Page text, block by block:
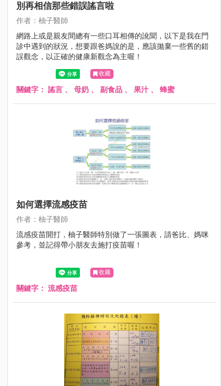
別再相信那些錯誤謠言啦
作者：柚子醫師
網路上或是親友間總有一些口耳相傳的訛聞，以下是我在門
診中遇到的狀況，想要跟爸媽說的是，應該拋棄一些舊的錯
誤觀念，以正確的健康新觀念為主喔！
收藏
關鍵字： 謠言 、 母奶 、 副食品 、 果汁、 蜂蜜
如何選擇流感疫苗
作者：柚子醫師
流感疫苗開打，柚子醫師特別做了一張圖表，請爸比、媽咪
參考，並記得帶小朋友去施打疫苗喔！
收藏
關鍵字： 流感疫苗